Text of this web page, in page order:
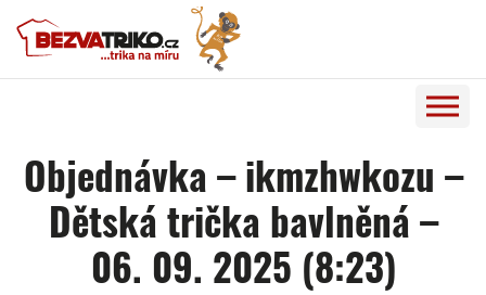
Objednávka – ikmzhwkozu –
Dětská trička bavlněná –
06. 09. 2025 (8:23)